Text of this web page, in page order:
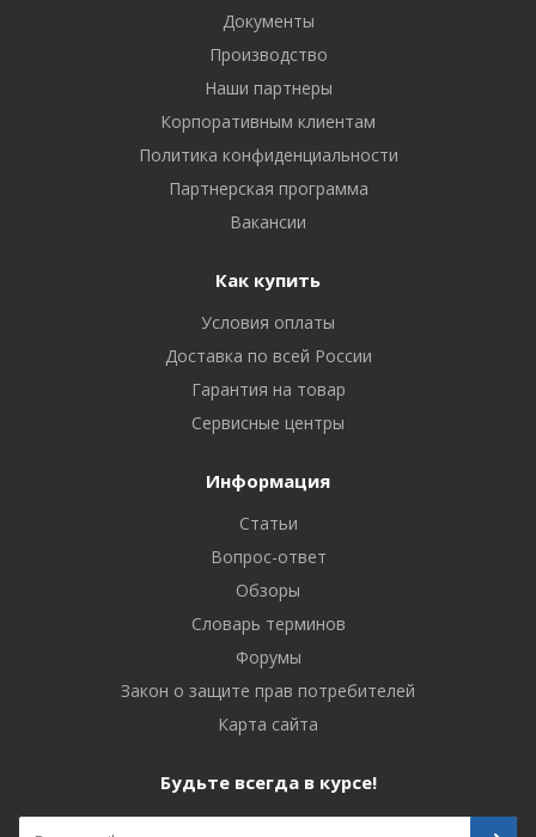
Документы
Производство
Наши партнеры
Корпоративным клиентам
Политика конфиденциальности
Партнерская программа
Вакансии
Как купить
Условия оплаты
Доставка по всей России
Гарантия на товар
Сервисные центры
Информация
Статьи
Вопрос-ответ
Обзоры
Словарь терминов
Форумы
Закон о защите прав потребителей
Карта сайта
Будьте всегда в курсе!